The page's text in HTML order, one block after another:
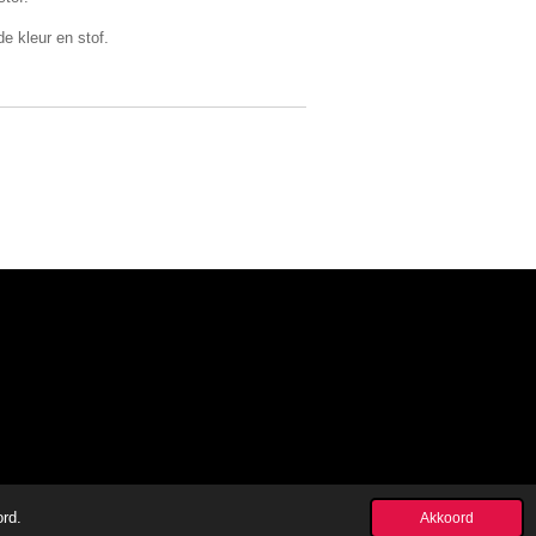
Akkoord
kleur en stof.